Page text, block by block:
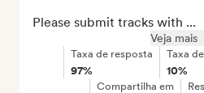
Please submit tracks with ...
Veja mais
Taxa de resposta
97%
Taxa
10%
Compartilha em